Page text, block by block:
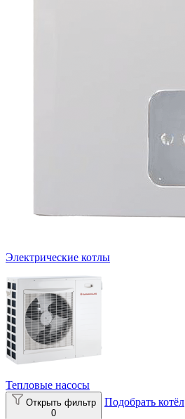
Электрические котлы
Тепловые насосы
Открыть фильтр
0
Подобрать котёл